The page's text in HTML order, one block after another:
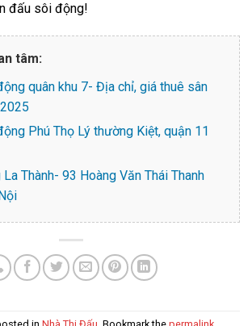
đấu sôi động!
tâm:
quân khu 7- Địa chỉ, giá thuê sân
Phú Thọ Lý thường Kiệt, quận 11
Thành- 93 Hoàng Văn Thái Thanh